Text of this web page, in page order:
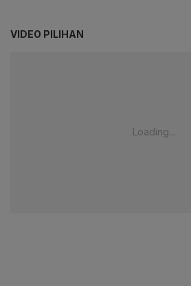
VIDEO PILIHAN
Loading...